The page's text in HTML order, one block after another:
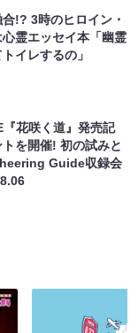
!? 3時のヒロイン・
霊エッセイ本「幽霊
イレするの」
花咲く道』発売記
を開催! 初の試みと
Guide収録会